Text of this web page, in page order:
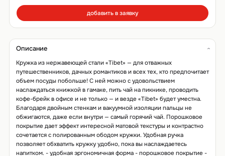
добавить в заявку
Описание
Кружка из нержавеющей стали «Tibet» — для отважных
путешественников, дачных романтиков и всех тех, кто предпочитает
объем посуды побольше! С ней можно с удовольствием
наслаждаться книжкой в гамаке, пить чай на пикнике, проводить
кофе-брейк в офисе и не только — и везде «Tibet» будет уместна.
Благодаря двойным стенкам и вакуумной изоляции пальцы не
обжигаются, даже если внутри — самый горячий чай. Порошковое
покрытие дает эффект интересной матовой текстуры и контрастно
сочетается с полированным ободом кружки. Удобная ручка
позволяет обхватить кружку удобно, пока вы наслаждаетесь
напитком. - удобная эргономичная форма - порошковое покрытие -